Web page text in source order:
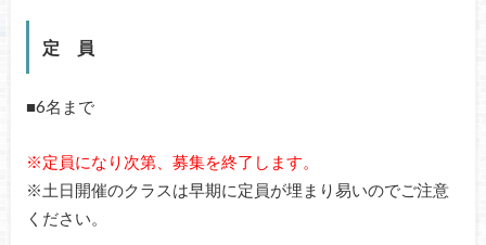
定 員
■6名まで
※定員になり次第、募集を終了します。
※土日開催のクラスは早期に定員が埋まり易いのでご注意
ください。